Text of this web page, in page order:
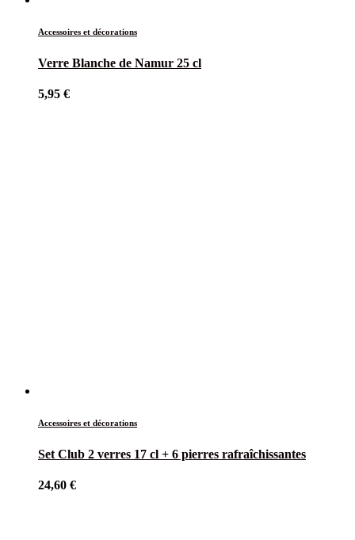
Accessoires et décorations
Verre Blanche de Namur 25 cl
5,95 €
Accessoires et décorations
Set Club 2 verres 17 cl + 6 pierres rafraîchissantes
24,60 €